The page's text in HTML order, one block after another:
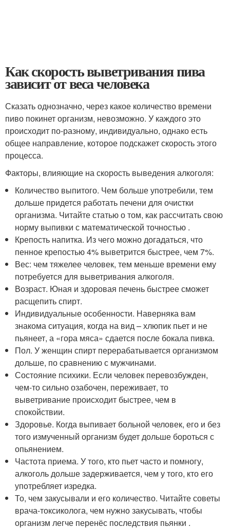
Как скорость выветривания пива
зависит от веса человека
Сказать однозначно, через какое количество времени
пиво покинет организм, невозможно. У каждого это
происходит по-разному, индивидуально, однако есть
общее направление, которое подскажет скорость этого
процесса.
Факторы, влияющие на скорость выведения алкоголя:
Количество выпитого. Чем больше употребили, тем
дольше придется работать печени для очистки
организма. Читайте статью о том, как рассчитать свою
норму выпивки с математической точностью .
Крепость напитка. Из чего можно догадаться, что
пенное крепостью 4% выветрится быстрее, чем 7%.
Вес: чем тяжелее человек, тем меньше времени ему
потребуется для выветривания алкоголя.
Возраст. Юная и здоровая печень быстрее сможет
расщепить спирт.
Индивидуальные особенности. Наверняка вам
знакома ситуация, когда на вид – хлюпик пьет и не
пьянеет, а «гора мяса» сдается после бокала пивка.
Пол. У женщин спирт перерабатывается организмом
дольше, по сравнению с мужчинами.
Состояние психики. Если человек перевозбужден,
чем-то сильно озабочен, переживает, то
выветривание происходит быстрее, чем в
спокойствии.
Здоровье. Когда выпивает больной человек, его и без
того измученный организм будет дольше бороться с
опьянением.
Частота приема. У того, кто пьет часто и помногу,
алкоголь дольше задерживается, чем у того, кто его
употребляет изредка.
То, чем закусывали и его количество. Читайте советы
врача-токсиколога, чем нужно закусывать, чтобы
организм легче перенёс последствия пьянки .